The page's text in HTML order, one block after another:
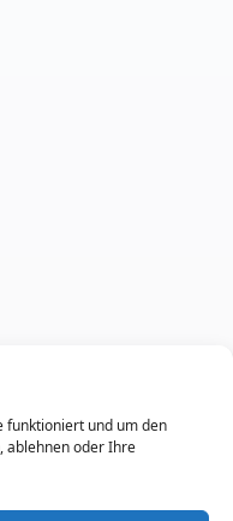
funktioniert und um den
ablehnen oder Ihre